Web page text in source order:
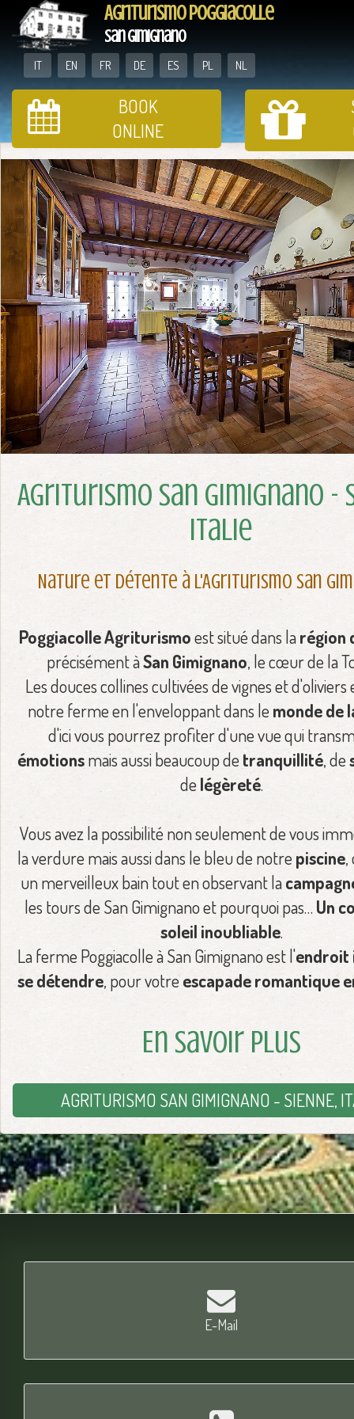
Agriturismo Poggiacolle
San Gimignano
IT EN FR DE ES PL NL
BOOK
ONLINE
Agriturismo San Gimignano -
Italie
Nature et détente à l'Agriturismo San
Poggiacolle Agriturismoest situé dans larégion
précisément àSan Gimignano, le cœur de la
Les douces collines cultivées de vignes et
notre ferme en l'enveloppant dans lemonde de
d'ici vous pourrez profiter d'une vue qui
émotionsmais aussi beaucoup detranquillité, de
de légèreté.
Vous avez la possibilité non seulement de vous
la verdure mais aussi dans le bleu de notre piscine,
un merveilleux bain tout en observant la
les tours de San Gimignano et pourquoi pas… Un
soleil inoubliable.
La ferme Poggiacolle à San Gimignano est l'endroit
se détendre, pour votre escapade romantique
En savoir Plus
AGRITURISMO SAN GIMIGNANO - SIENNE,
E-Mail